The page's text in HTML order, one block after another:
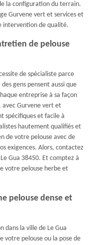
la configuration du terrain.
Gurvene vert et services et
intervention de qualité.
de pelouse
de spécialiste parce
gens pensent aussi que
entreprise à sa façon
avec Gurvene vert et
spécifiques et facile à
hautement qualifiés et
de votre pelouse avec de
exigences. Alors, contactez
Gua 38450. Et comptez à
votre pelouse herbe et
pelouse dense et
dans la ville de Le Gua
votre pelouse ou la pose de